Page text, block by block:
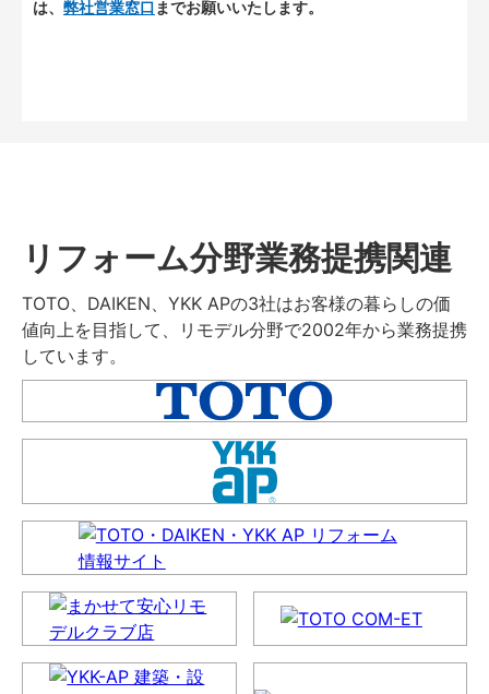
は、 弊社営業窓口 までお願いいたします。
リフォーム分野業務提携関連
TOTO、DAIKEN、YKK APの3社はお客様の暮らしの価
値向上を目指して、リモデル分野で2002年から業務提携
しています。